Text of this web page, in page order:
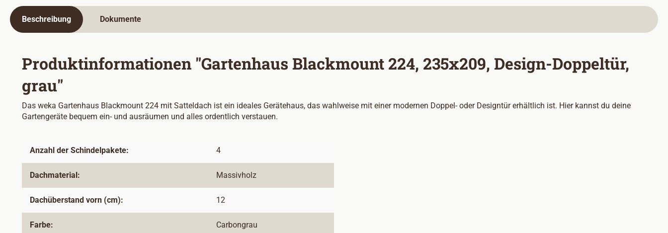
Beschreibung Dokumente
Produktinformationen "Gartenhaus Blackmount 224, 235x209, Design-Doppeltür,
grau"
Das weka Gartenhaus Blackmount 224 mit Satteldach ist ein ideales Gerätehaus, das wahlweise mit einer modernen Doppel- oder Designtür erhältlich ist. Hier kannst du deine
Gartengeräte bequem ein- und ausräumen und alles ordentlich verstauen.
Anzahl der Schindelpakete: 4
Dachmaterial: Massivholz
Dachüberstand vorn (cm): 12
Farbe: Carbongrau